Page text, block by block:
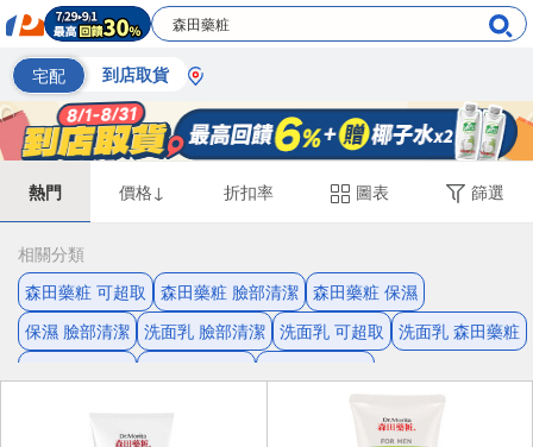
宅配 到店取貨
熱門 價格↓ 折扣率 圖表 篩選
相關分類
森田藥粧 可超取
森田藥粧 臉部清潔 森田藥粧 保濕
保濕 臉部清潔 洗面乳 臉部清潔 洗面乳 可超取
洗面乳 森田藥粧